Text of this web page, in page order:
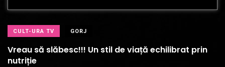
CULT-URA TV GORJ
Vreau să slăbesc!!! Un stil de viață echilibrat prin
nutriție